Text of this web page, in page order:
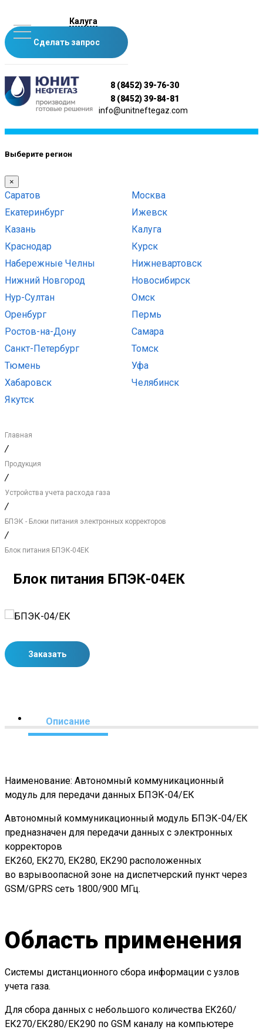
8 (8452) 39-76-30
8 (8452) 39-84-81
info@unitneftegaz.com
Калуга
Сделать запрос
Выберите регион
×
Саратов
Москва
Екатеринбург
Ижевск
Казань
Калуга
Краснодар
Курск
Набережные Челны
Нижневартовск
Нижний Новгород
Новосибирск
Нур-Султан
Омск
Оренбург
Пермь
Ростов-на-Дону
Самара
Санкт-Петербург
Томск
Тюмень
Уфа
Хабаровск
Челябинск
Якутск
Главная
/
Продукция
/
Устройства учета расхода газа
/
БПЭК - Блоки питания электронных корректоров
/
Блок питания БПЭК-04ЕК
Блок питания БПЭК-04ЕК
Заказать
Описание
Наименование: Автономный коммуникационный
модуль для передачи данных БПЭК-04/ЕК
Автономный коммуникационный модуль БПЭК-04/ЕК
предназначен для передачи данных с электронных
корректоров
ЕК260, ЕК270, ЕК280, ЕК290 расположенных
во взрывоопасной зоне на диспетчерский пункт через
GSM/GPRS сеть 1800/900 МГц.
Область применения
Системы дистанционного сбора информации с узлов
учета газа.
Для сбора данных с небольшого количества ЕК260/
ЕК270/ЕК280/ЕК290 по GSM каналу на компьютере